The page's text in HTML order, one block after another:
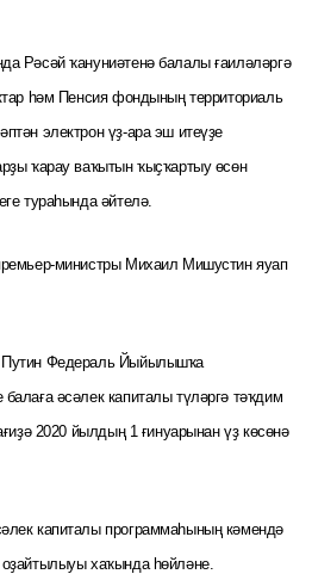
Рәсәй ҡануниәтенә балалы ғаиләләргә
һәм Пенсия фондының территориаль
электрон үҙ-ара эш итеүҙе
ҡарау ваҡытын ҡыҫҡартыу өсөн
тураһында әйтелә.
министры Михаил Мишустин яуап
Путин Федераль Йыйылышҡа
әсәлек капиталы түләргә тәҡдим
2020 йылдың 1 ғинуарынан үҙ көсөнә
капиталы программаһының кәмендә
хаҡында һөйләне.